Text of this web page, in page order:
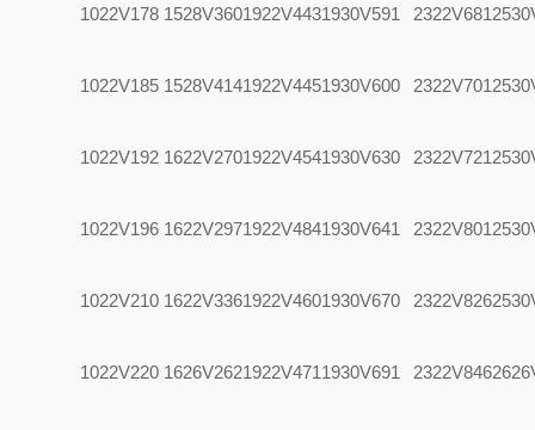
1022V178 1528V3601922V4431930V591 2322V681
1022V185 1528V4141922V4451930V600 2322V701
1022V192 1622V2701922V4541930V630 2322V721
1022V196 1622V2971922V4841930V641 2322V801
1022V210 1622V3361922V4601930V670 2322V826
1022V220 1626V2621922V4711930V691 2322V846